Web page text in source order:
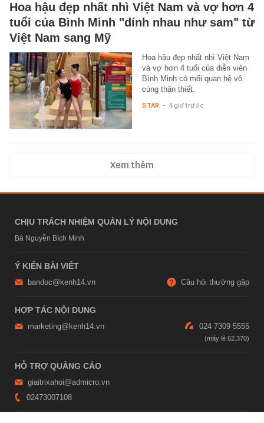
Hoa hậu đẹp nhất nhì Việt Nam và vợ hơn 4
tuổi của Bình Minh "dính nhau như sam" từ
Việt Nam sang Mỹ
Hoa hậu đẹp nhất nhì Việt Nam
và vợ hơn 4 tuổi của diễn viên
Bình Minh có mối quan hệ vô
cùng thân thiết.
STAR - 4 giờ trước
Xem thêm
CHỊU TRÁCH NHIỆM QUẢN LÝ NỘI DUNG
Bà Nguyễn Bích Minh
Ý KIẾN BÀI VIẾT
bandoc@kenh14.vn Câu hỏi thường gặp
HỢP TÁC NỘI DUNG
marketing@kenh14.vn 024 7309 5555
HỖ TRỢ QUẢNG CÁO
giaitrixahoi@admicro.vn
02473007108